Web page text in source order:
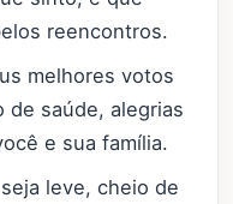
reencontros.
melhores votos
de saúde, alegrias
e sua família.
leve, cheio de